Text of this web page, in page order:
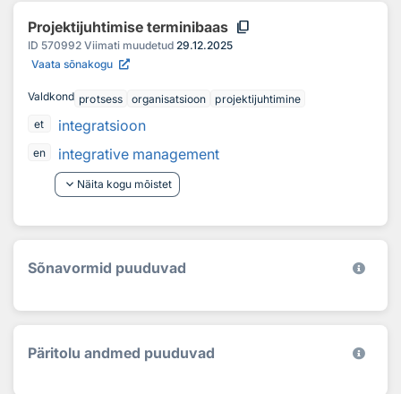
Projektijuhtimise terminibaas content_copy
ID 570992 Viimati muudetud 29.12.2025
Vaata sõnakogu
Valdkond protsess organisatsioon
projektijuhtimine
et
integratsioon
en
integrative management
keyboard_arrow_down Näita kogu mõistet
Sõnavormid puuduvad
Päritolu andmed puuduvad